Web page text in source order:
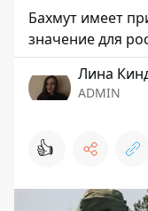
Бахмут имеет
значение для
Лина
ADMIN
👍